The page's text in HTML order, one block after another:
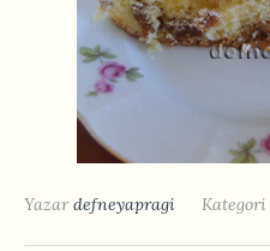
Yazardefneyapragi Kategori